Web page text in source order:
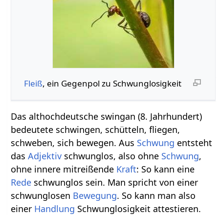
Fleiß, ein Gegenpol zu Schwunglosigkeit
Das althochdeutsche swingan (8. Jahrhundert)
bedeutete schwingen, schütteln, fliegen,
schweben, sich bewegen. Aus Schwung entsteht
dasAdjektiv schwunglos, also ohne Schwung,
ohne innere mitreißende Kraft: So kann eine
Rede schwunglos sein. Man spricht von einer
schwunglosen Bewegung. So kann man also
einer Handlung Schwunglosigkeit attestieren.